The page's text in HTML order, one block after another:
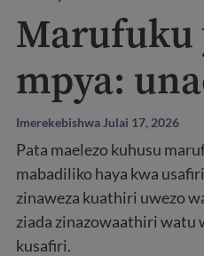
Marufuku
mpya:
Imerekebishwa Julai 17, 2026
Pata maelezo kuhusu
mabadiliko haya kwa
zinaweza kuathiri uwezo
ziada zinazowaathiri watu
kusafiri.